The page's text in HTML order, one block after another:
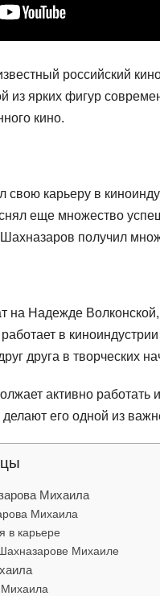
российский
из ярких фигур
кино.
карьеру в
еще множество
получил
Надежде
в
друга в творческих
активно работать
его одной из
Михаила
Михаила
в карьере
Михаиле